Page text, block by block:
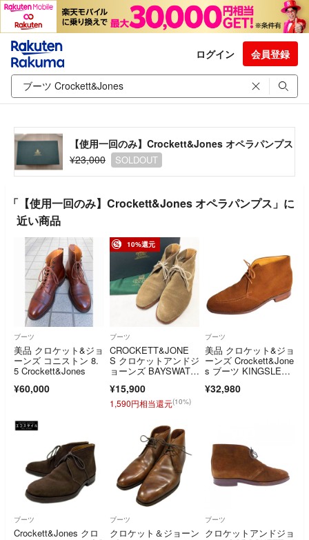
ログイン 会員登録
【使用一回のみ】Crockett&Jones オペラパンプス
¥23,000
SOLDOUT
「【使用一回のみ】Crockett&Jones オペラパンプス」に
近い商品
ブーツ
美品 クロケット&ジョ
ーンズ コニストン 8.
5 Crockett&Jones
¥60,000
10%還元
ブーツ
CROCKETT&JONE
S クロケットアンドジ
ョーンズ BAYSWATE
ー チャッカブーツ デ
ザートブーツ スウェ
ードレザー ライトブ
ラウン イングランド
製 メンズ 6E b00904
¥15,900
1,590円相当還元(10%)
ブーツ
美品 クロケット&ジョ
ーンズ Crockett&Jone
s ブーツ KINGSLE
ッカブーツ スエー
¥32,980
ブーツ
Crockett&Jones クロ
ブーツ
クロケット＆ジョーン
ブーツ
クロケットアンドジョ